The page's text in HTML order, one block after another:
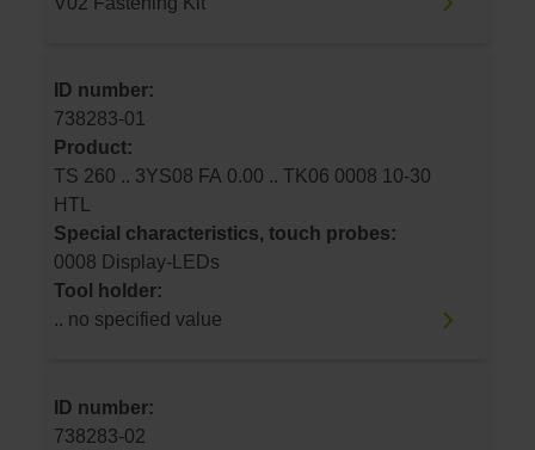
ID number:
738283-01
Product:
TS 260 .. 3YS08 FA 0.00 .. TK06 0008 10-30
HTL
Special characteristics, touch probes:
0008 Display-LEDs
Tool holder:
.. no specified value
ID number:
738283-02